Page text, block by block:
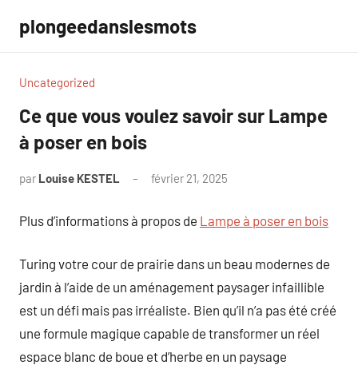
contenu
plongeedanslesmots
Uncategorized
Ce que vous voulez savoir sur Lampe
à poser en bois
par Louise KESTEL février 21, 2025
Plus d’informations à propos de Lampe à poser en bois
Turing votre cour de prairie dans un beau modernes de
jardin à l’aide de un aménagement paysager infaillible
est un défi mais pas irréaliste. Bien qu’il n’a pas été créé
une formule magique capable de transformer un réel
espace blanc de boue et d’herbe en un paysage